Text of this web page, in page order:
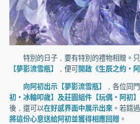
特別的日子，要有特別的禮物相贈。只
【夢影流雪瓶】
，便可開啟《生辰之約·
向阿初出示【夢影流雪瓶】
，各位同
初·冰輪叩歲】及莊園組件【玩偶·阿初】
後，還可以在好感界面中展示出來。若錯
將這份心意送給阿初並獲得相應回贈。